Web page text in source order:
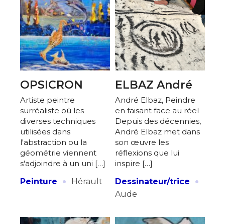
OPSICRON
Artiste peintre
surréaliste où les
diverses techniques
utilisées dans
l'abstraction ou la
géométrie viennent
s'adjoindre à un uni […]
Peinture
· Hérault
ELBAZ André
André Elbaz, Peindre
en faisant face au réel
Depuis des décennies,
André Elbaz met dans
son œuvre les
réflexions que lui
inspire […]
Dessinateur/trice
·
Aude